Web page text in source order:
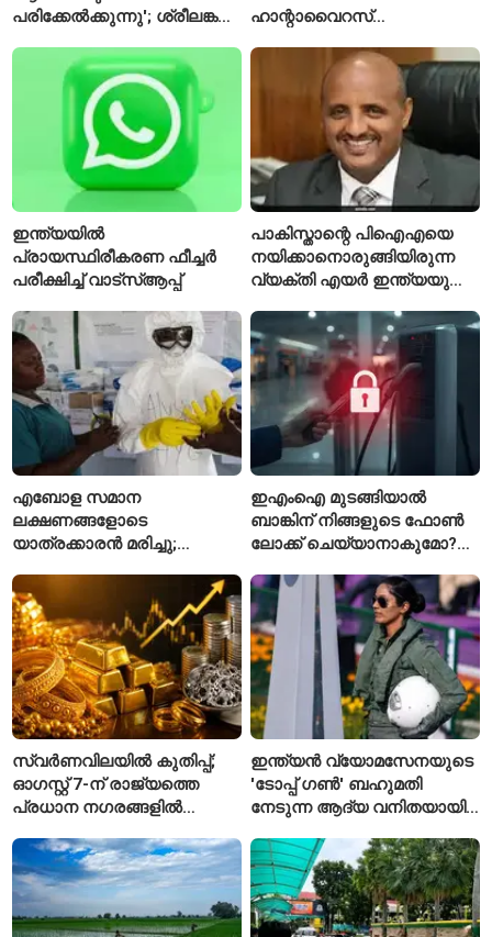
പരിക്കേൽക്കുന്നു'; ശ്രീലങ്കൻ
ടീമിനെ കുറിച്ച് മുൻതാരം
ഹാന്റാവൈറസ്
ഐസൊലേഷനിൽ
പ്രവേശിപ്പിച്ചു
ഇന്ത്യയിൽ
പ്രായസ്ഥിരീകരണ ഫീച്ചർ
പരീക്ഷിച്ച് വാട്‌സ്ആപ്പ്
പാകിസ്താന്റെ പിഐഎയെ
നയിക്കാനൊരുങ്ങിയിരുന്ന
വ്യക്തി എയർ ഇന്ത്യയുടെ
എബോള സമാന
ലക്ഷണങ്ങളോടെ
യാത്രക്കാരൻ മരിച്ചു;
യാത്രക്കാരെ
നിരീക്ഷണത്തിൽ
ഇഎംഐ മുടങ്ങിയാൽ
ബാങ്കിന് നിങ്ങളുടെ ഫോൺ
ലോക്ക് ചെയ്യാനാകുമോ?
ചട്ടങ്ങൾ ഇങ്ങനെ
സ്വർണവിലയിൽ കുതിപ്പ്;
ഓഗസ്റ്റ് 7-ന് രാജ്യത്തെ
പ്രധാന നഗരങ്ങളിൽ
ഇന്ത്യൻ വ്യോമസേനയുടെ
'ടോപ്പ് ഗൺ' ബഹുമതി
നേടുന്ന ആദ്യ വനിതയായി